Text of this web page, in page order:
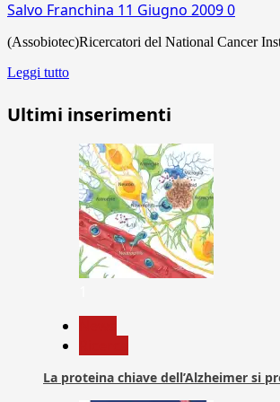
Salvo Franchina 11 Giugno 20090
(Assobiotec)Ricercatori del National Cancer
Leggi tutto
Ultimi inserimenti
La proteina chiave dell’Alzheimer si